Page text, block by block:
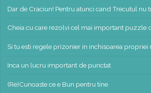
Dar de Craciun! Pentru atunci cand Trecutul nu
Cheia cu care rezolvi cel mai important puzzle
Si tu esti regele prizonier in inchisoarea propriei
Inca un lucru important de punctat
(Re)Cunoaste ce e Bun pentru tine